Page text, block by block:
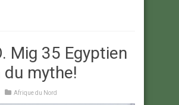
Mig 35 Egyptien
du mythe!
Afrique du Nord